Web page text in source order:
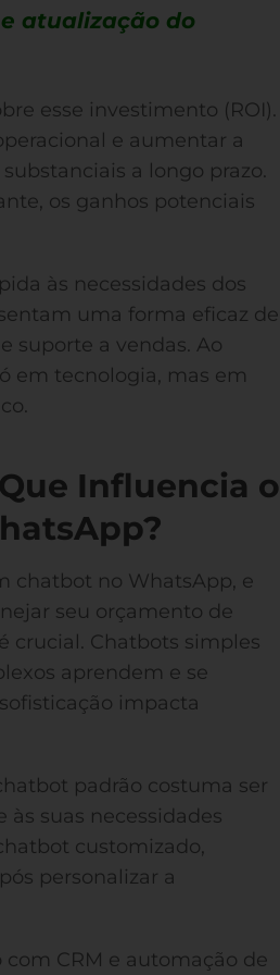
atualização do
esse investimento (ROI).
e aumentar a
a longo prazo.
os ganhos potenciais
às necessidades dos
uma forma eficaz de
suporte a vendas. Ao
em tecnologia, mas em
Influencia o
chatbot no WhatsApp, e
seu orçamento de
crucial. Chatbots simples
aprendem e se
impacta
padrão costuma ser
suas necessidades
customizado,
personalizar a
CRM e automação de